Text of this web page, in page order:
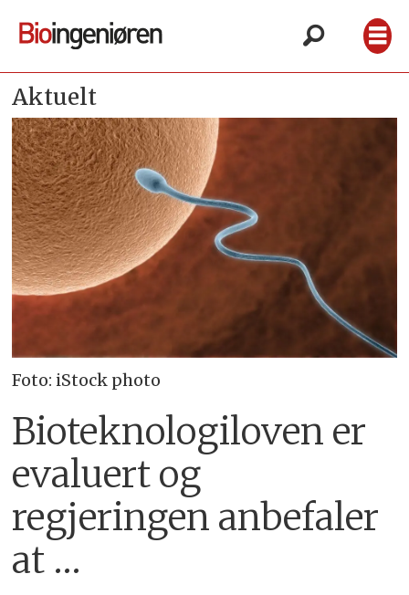
Aktuelt
Foto: iStock photo
Bioteknologiloven er
evaluert og
regjeringen anbefaler
at …